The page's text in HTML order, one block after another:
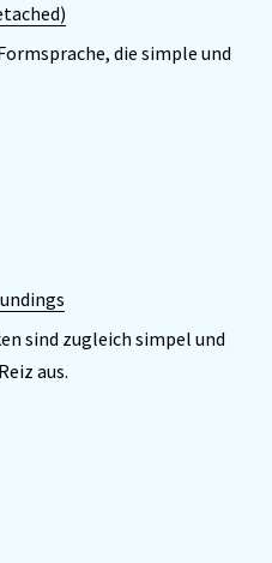
die simple und
sind zugleich simpel und
aus.